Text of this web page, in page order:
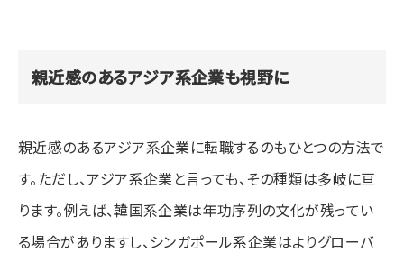
親近感のあるアジア系企業も視野に
親近感のあるアジア系企業に転職するのもひとつの方法で
す。ただし、アジア系企業と言っても、その種類は多岐に亘
ります。例えば、韓国系企業は年功序列の文化が残ってい
る場合がありますし、シンガポール系企業はよりグローバ